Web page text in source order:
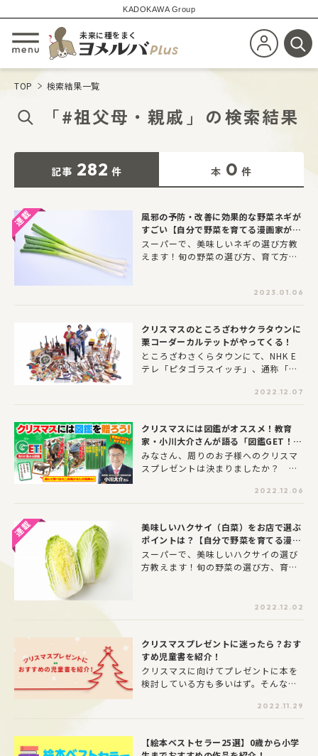
KADOKAWA Group
メニューを開閉する
未来に種をまく
新規会員登
検
TOP 検索結果一覧
「#祖父母・親戚 」 の検索結果
記事 282 件 本 0 件
風邪の予防・改善に効果的な野菜ネギが
すごい【自分で野菜を育てる漫画家が考
察！】
スーパーで、美味しいネギの選び方教
えます！旬の野菜の選び方、育て方、
ぎの)千佳さんが、色彩豊かなイラスト
で野菜の魅力を紹介します。この連載
も！？ 第5回は、風邪の予防・改善に
効果的な野菜「ネギ」です!
2023.01.06
クリスマスのところざわサクラタウンに
栗コーダーカルテットがやってくる！
ところざわさくらタウンにて、NHK E
テレ「ピタゴラスイッチ」、通称「や
などでもお馴染みのインストゥルメン
タル・バンド「栗コーダーカルテッ
催されます。この冬、栗コーダーのク
リスマスコンサートを生演奏で聴ける
のは、サクラタウンだけ！リコーダー
やいろいろな楽器による各地のクリス
って楽しめるコーナーも予定していま
楽しい冬のひとときを体感してみて
は？
2022.12.07
クリスマスには図鑑がオススメ！教育
家・小川大介さんが語る「図鑑GET！」
の魅力
みなさん、周りのお子様へのクリスマ
スプレゼントは決まりましたか？ 子
りがたい、そんなプレゼントが理想で
すよね。教育・中学受験指導の専門家
川さんから、プレゼントにおすすめの
図鑑『GET！』シリーズの魅力を伺い
ました！
2022.12.06
美味しいハクサイ（白菜）をお店で選ぶ
ポイントは？【自分で野菜を育てる漫画
家が考察！】
スーパーで、美味しいハクサイの選び
方教えます！旬の野菜の選び方、育て
野(おぎの)千佳さんが、色彩豊かなイ
ラストで野菜の魅力を紹介します。こ
かも！？ 第4回は、寒い季節に身も心
も温まる鍋料理の定番野菜「ハクサイ
（白菜）」です!
2022.12.02
クリスマスプレゼントに迷ったら？おす
すめ児童書を紹介！
クリスマスに向けてプレゼントに本を
検討している方も多いはず。そんな方
書などを紹介します。ぜひ、参考にし
てみてください！
2022.11.29
【絵本ベストセラー25選】0歳から小学